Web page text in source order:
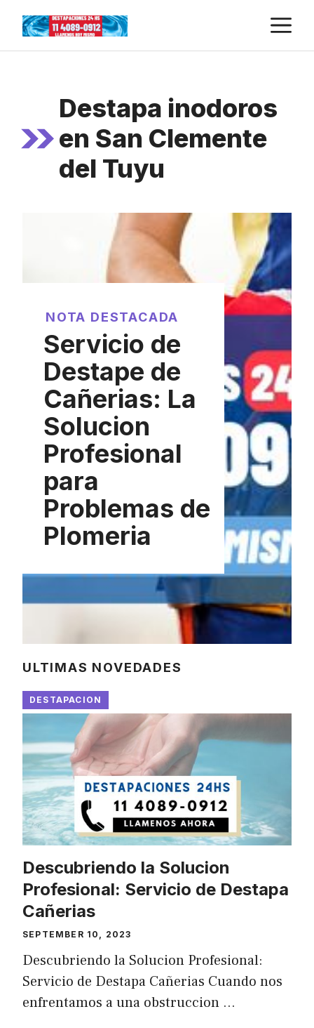
content
Destapa inodoros
en San Clemente
del Tuyu
NOTA DESTACADA
Servicio de
Destape de
Cañerias: La
Solucion
Profesional
para
Problemas de
Plomeria
ULTIMAS NOVEDADES
DESTAPACION
Descubriendo la Solucion
Profesional: Servicio de Destapa
Cañerias
SEPTEMBER 10, 2023
Descubriendo la Solucion Profesional:
Servicio de Destapa Cañerias Cuando nos
enfrentamos a una obstruccion …